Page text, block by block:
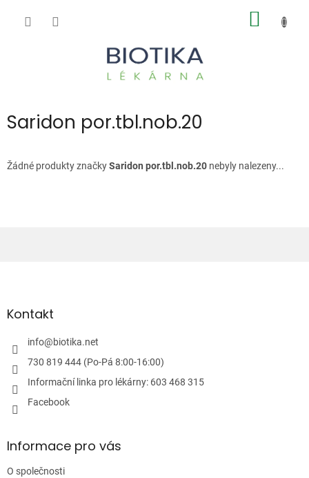
Saridon por.tbl.nob.20
Žádné produkty značkySaridon por.tbl.nob.20 nebyly nalezeny...
aKontakt
info@biotika.net
730 819 444 (Po-Pá 8:00-16:00)
Informační linka pro lékárny: 603 468 315
Facebook
Informace pro vás
O společnosti